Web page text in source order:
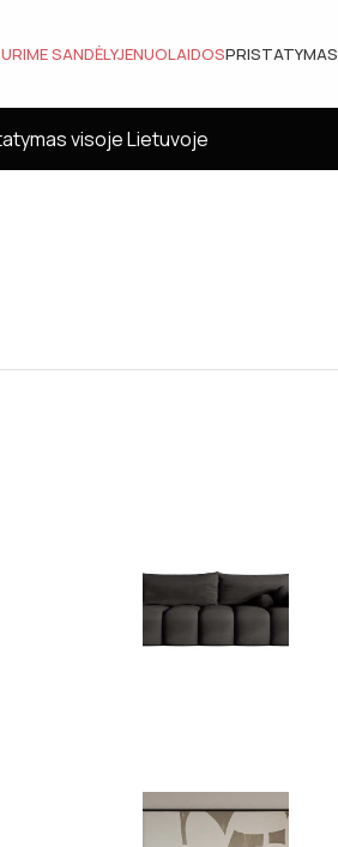
SANDĖLYJENUOLAIDOSPRISTATYMAS
visoje Lietuvoje